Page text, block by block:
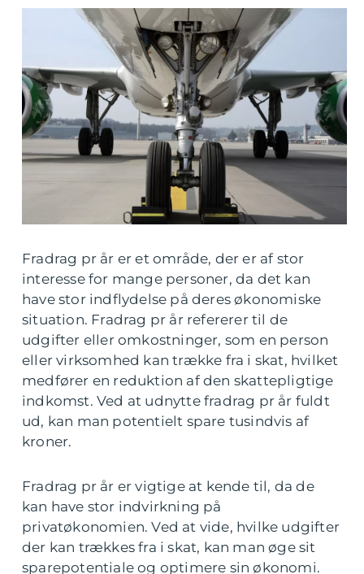
Fradrag pr år er et område, der er af stor
interesse for mange personer, da det kan
have stor indflydelse på deres økonomiske
situation. Fradrag pr år refererer til de
udgifter eller omkostninger, som en person
eller virksomhed kan trække fra i skat, hvilket
medfører en reduktion af den skattepligtige
indkomst. Ved at udnytte fradrag pr år fuldt
ud, kan man potentielt spare tusindvis af
kroner.
Fradrag pr år er vigtige at kende til, da de
kan have stor indvirkning på
privatøkonomien. Ved at vide, hvilke udgifter
der kan trækkes fra i skat, kan man øge sit
sparepotentiale og optimere sin økonomi.